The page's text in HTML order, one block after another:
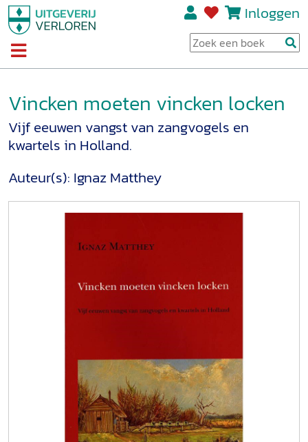
Inloggen
Vincken moeten vincken locken
Vijf eeuwen vangst van zangvogels en
kwartels in Holland.
Auteur(s): Ignaz Matthey